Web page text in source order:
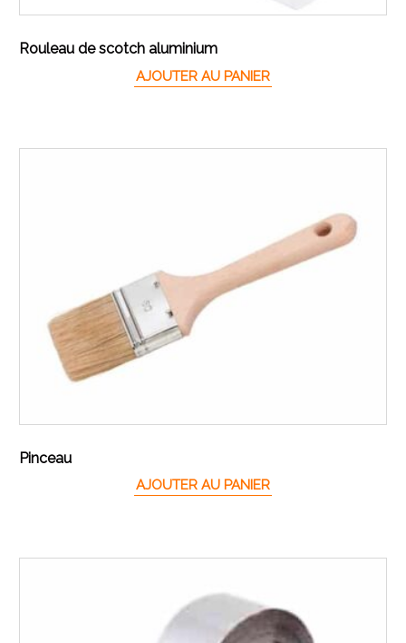
Rouleau de scotch aluminium
AJOUTER AU PANIER
Pinceau
AJOUTER AU PANIER